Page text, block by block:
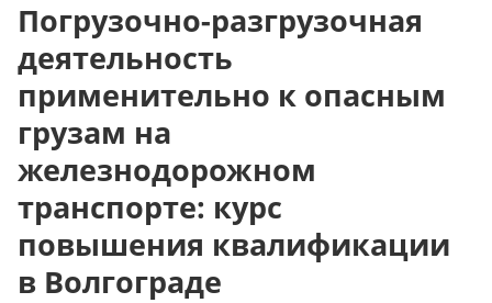
Погрузочно-разгрузочная
деятельность
применительно к опасным
грузам на
железнодорожном
транспорте: курс
повышения квалификации
в Волгограде